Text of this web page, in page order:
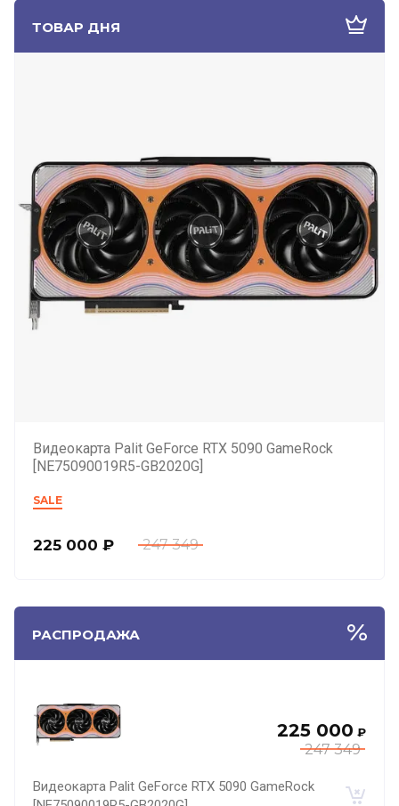
ТОВАР ДНЯ
Видеокарта Palit GeForce RTX 5090 GameRock
[NE75090019R5-GB2020G]
SALE
247 349
225 000 ₽
РАСПРОДАЖА
247 349
225 000 ₽
Видеокарта Palit GeForce RTX 5090 GameRock